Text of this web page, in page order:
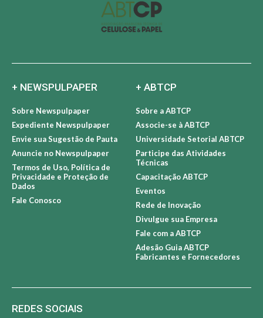
+ NEWSPULPAPER
Sobre Newspulpaper
Expediente Newspulpaper
Envie sua Sugestão de Pauta
Anuncie no Newspulpaper
Termos de Uso, Política de
Privacidade e Proteção de
Dados
Fale Conosco
+ ABTCP
Sobre a ABTCP
Associe-se à ABTCP
Universidade Setorial ABTCP
Participe das Atividades
Técnicas
Capacitação ABTCP
Eventos
Rede de Inovação
Divulgue sua Empresa
Fale com a ABTCP
Adesão Guia ABTCP
Fabricantes e Fornecedores
REDES SOCIAIS